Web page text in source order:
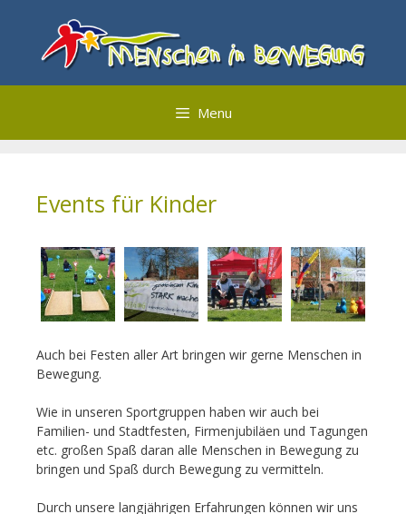
springen
Menu
Events für Kinder
Auch bei Festen aller Art bringen wir gerne Menschen in
Bewegung.
Wie in unseren Sportgruppen haben wir auch bei
Familien- und Stadtfesten, Firmenjubiläen und Tagungen
etc. großen Spaß daran alle Menschen in Bewegung zu
bringen und Spaß durch Bewegung zu vermitteln.
Durch unsere langjährigen Erfahrungen können wir uns